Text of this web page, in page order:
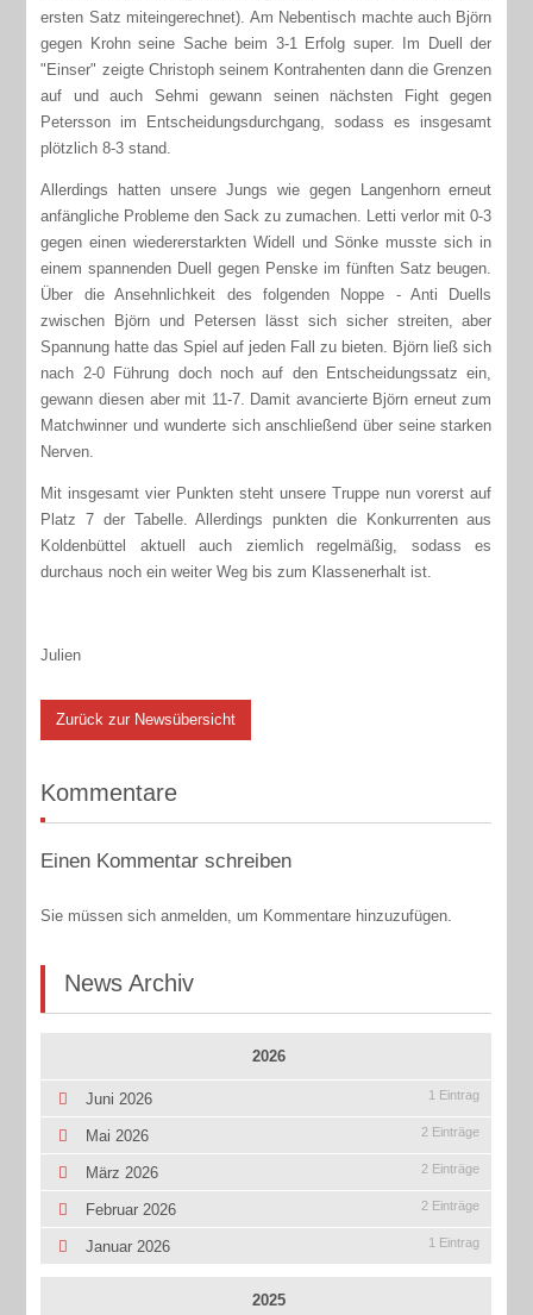
ersten Satz miteingerechnet). Am Nebentisch machte auch Björn
gegen Krohn seine Sache beim 3-1 Erfolg super. Im Duell der
"Einser" zeigte Christoph seinem Kontrahenten dann die Grenzen
auf und auch Sehmi gewann seinen nächsten Fight gegen
Petersson im Entscheidungsdurchgang, sodass es insgesamt
plötzlich 8-3 stand.
Allerdings hatten unsere Jungs wie gegen Langenhorn erneut
anfängliche Probleme den Sack zu zumachen. Letti verlor mit 0-3
gegen einen wiedererstarkten Widell und Sönke musste sich in
einem spannenden Duell gegen Penske im fünften Satz beugen.
Über die Ansehnlichkeit des folgenden Noppe - Anti Duells
zwischen Björn und Petersen lässt sich sicher streiten, aber
Spannung hatte das Spiel auf jeden Fall zu bieten. Björn ließ sich
nach 2-0 Führung doch noch auf den Entscheidungssatz ein,
gewann diesen aber mit 11-7. Damit avancierte Björn erneut zum
Matchwinner und wunderte sich anschließend über seine starken
Nerven.
Mit insgesamt vier Punkten steht unsere Truppe nun vorerst auf
Platz 7 der Tabelle. Allerdings punkten die Konkurrenten aus
Koldenbüttel aktuell auch ziemlich regelmäßig, sodass es
durchaus noch ein weiter Weg bis zum Klassenerhalt ist.
Julien
Zurück zur Newsübersicht
Kommentare
Einen Kommentar schreiben
Sie müssen sich anmelden, um Kommentare hinzuzufügen.
News Archiv
2026
Juni 2026 1 Eintrag
Mai 2026 2 Einträge
März 2026 2 Einträge
Februar 2026 2 Einträge
Januar 2026 1 Eintrag
2025